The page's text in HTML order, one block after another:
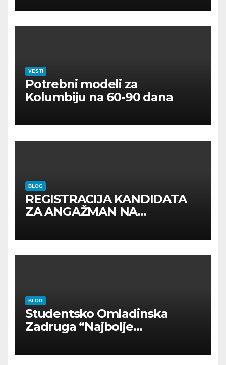
VESTI
Potrebni modeli za
Kolumbiju na 60-90 dana
BLOG
REGISTRACIJA KANDIDATA
ZA ANGAŽMAN NA
BLOG
Studentsko Omladinska
Zadruga “Najbolje